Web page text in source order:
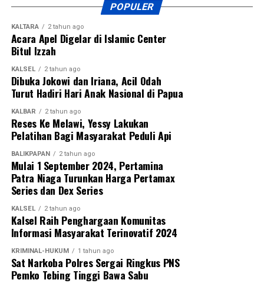
POPULER
KALTARA 2 tahun ago
Acara Apel Digelar di Islamic Center
Bitul Izzah
KALSEL 2 tahun ago
Dibuka Jokowi dan Iriana, Acil Odah
Turut Hadiri Hari Anak Nasional di Papua
KALBAR 2 tahun ago
Reses Ke Melawi, Yessy Lakukan
Pelatihan Bagi Masyarakat Peduli Api
BALIKPAPAN 2 tahun ago
Mulai 1 September 2024, Pertamina
Patra Niaga Turunkan Harga Pertamax
Series dan Dex Series
KALSEL 2 tahun ago
Kalsel Raih Penghargaan Komunitas
Informasi Masyarakat Terinovatif 2024
KRIMINAL-HUKUM 1 tahun ago
Sat Narkoba Polres Sergai Ringkus PNS
Pemko Tebing Tinggi Bawa Sabu